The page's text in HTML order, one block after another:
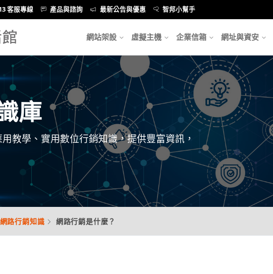
客服專線 產品與諮詢 最新公告與優惠 智邦小幫手
網站架設 虛擬主機 企業信箱 網址與資安
庫
教學、實用數位行銷知識，提供豐富資訊，
網路行銷知識 網路行銷是什麼？